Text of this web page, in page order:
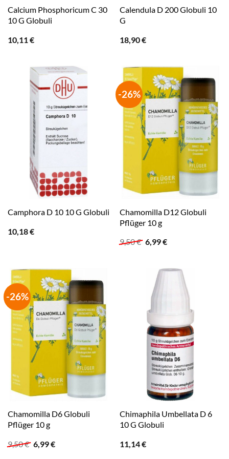
Calcium Phosphoricum C 30
10 G Globuli
10,11 €
Calendula D 200 Globuli 10
G
18,90€
Camphora D 10 10 G Globuli
10,18€
-26%
Chamomilla D12 Globuli
Pflüger 10 g
9,50€ Ursprünglicher
6,99€Aktueller
-26%
Chamomilla D6 Globuli
Pflüger 10 g
9,50€ Ursprünglicher
Preis
6,99€Aktueller
Chimaphila Umbellata D 6
10 G Globuli
11,14€